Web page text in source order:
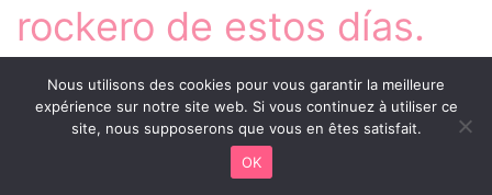
rockero de estos días.
Aún queríamos
Nous utilisons des cookies pour vous garantir la meilleure
expérience sur notre site web. Si vous continuez à utiliser ce
site, nous supposerons que vous en êtes satisfait.
OK